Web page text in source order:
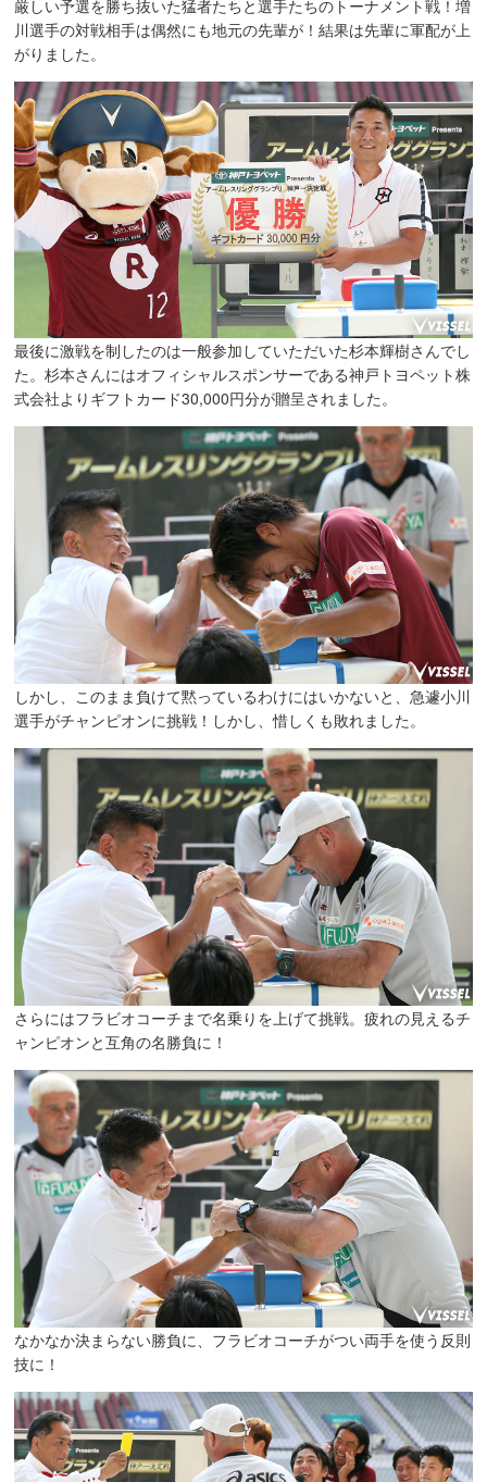
厳しい予選を勝ち抜いた猛者たちと選手たちのトーナメント戦！増
川選手の対戦相手は偶然にも地元の先輩が！結果は先輩に軍配が上
がりました。
最後に激戦を制したのは一般参加していただいた杉本輝樹さんでし
た。杉本さんにはオフィシャルスポンサーである神戸トヨペット株
式会社よりギフトカード30,000円分が贈呈されました。
しかし、このまま負けて黙っているわけにはいかないと、急遽小川
選手がチャンピオンに挑戦！しかし、惜しくも敗れました。
さらにはフラビオコーチまで名乗りを上げて挑戦。疲れの見えるチ
ャンピオンと互角の名勝負に！
なかなか決まらない勝負に、フラビオコーチがつい両手を使う反則
技に！